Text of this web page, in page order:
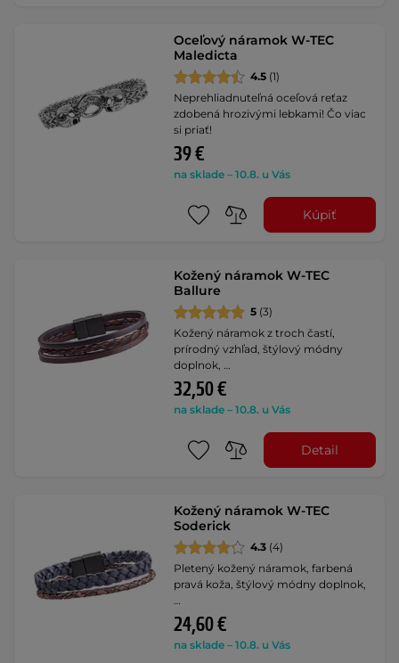
Oceľový náramok W-TEC
Maledicta
4.5 (1)
Neprehliadnuteľná oceľová reťaz
zdobená hrozivými lebkami! Čo viac
si priať!
39 €
na sklade – 10.8. u Vás
Kúpiť
Kožený náramok W-TEC
Ballure
5 (3)
Kožený náramok z troch častí,
prírodný vzhľad, štýlový módny
doplnok, …
32,50 €
na sklade – 10.8. u Vás
Detail
Kožený náramok W-TEC
Soderick
4.3 (4)
Pletený kožený náramok, farbená
pravá koža, štýlový módny doplnok,
…
24,60 €
na sklade – 10.8. u Vás